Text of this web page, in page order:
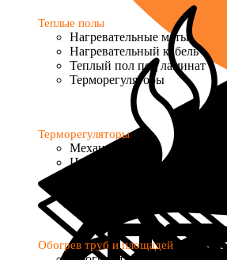
Теплые полы
Нагревательные маты
Нагревательный кабель
Теплый пол под ламинат
Терморегуляторы
Терморегуляторы
Механические
Цифровые
Обогрев труб и площадей